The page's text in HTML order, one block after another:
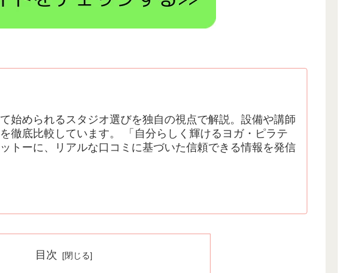
始められるスタジオ選びを独自の視点で解説。設備や講師
徹底比較しています。 「自分らしく輝けるヨガ・ピラテ
トーに、リアルな口コミに基づいた信頼できる情報を発信
目次